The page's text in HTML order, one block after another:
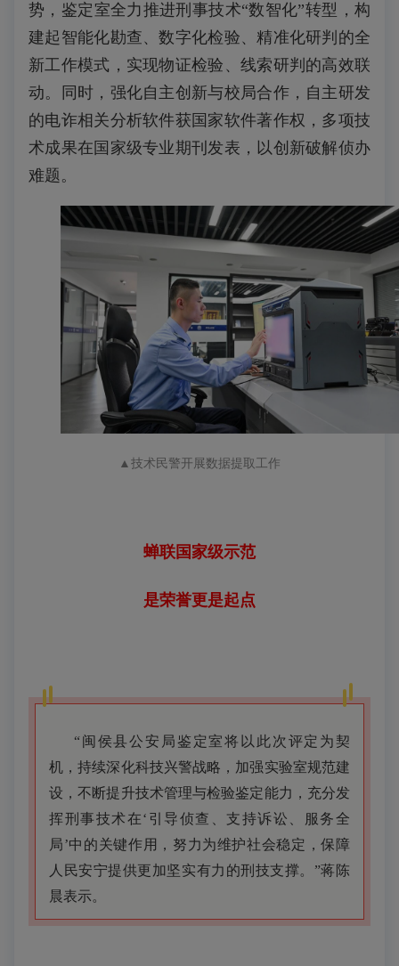
势，鉴定室全力推进刑事技术“数智化”转型，构
建起智能化勘查、数字化检验、精准化研判的全
新工作模式，实现物证检验、线索研判的高效联
动。同时，强化自主创新与校局合作，自主研发
的电诈相关分析软件获国家软件著作权，多项技
术成果在国家级专业期刊发表，以创新破解侦办
难题。
▲技术民警开展数据提取工作
蝉联国家级示范
是荣誉更是起点
“闽侯县公安局鉴定室将以此次评定为契
机，持续深化科技兴警战略，加强实验室规范建
设，不断提升技术管理与检验鉴定能力，充分发
挥刑事技术在‘引导侦查、支持诉讼、服务全
局’中的关键作用，努力为维护社会稳定，保障
人民安宁提供更加坚实有力的刑技支撑。”蒋陈
晨表示。